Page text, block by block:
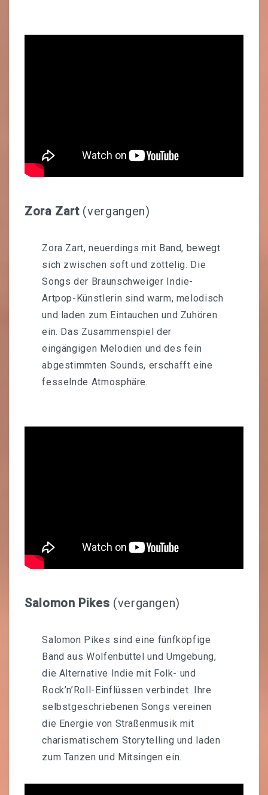
Zora Zart(vergangen)
Zora Zart, neuerdings mit Band, bewegt
sich zwischen soft und zottelig. Die
Songs der Braunschweiger Indie-
Artpop-Künstlerin sind warm, melodisch
und laden zum Eintauchen und Zuhören
ein. Das Zusammenspiel der
eingängigen Melodien und des fein
abgestimmten Sounds, erschafft eine
fesselnde Atmosphäre.
Salomon Pikes (vergangen)
Salomon Pikes sind eine fünfköpfige
Band aus Wolfenbüttel und Umgebung,
die Alternative Indie mit Folk- und
Rock’n’Roll-Einflüssen verbindet. Ihre
selbstgeschriebenen Songs vereinen
die Energie von Straßenmusik mit
charismatischem Storytelling und laden
zum Tanzen und Mitsingen ein.